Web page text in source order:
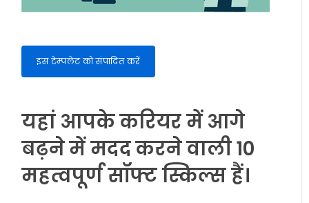
इस टेम्पलेट को संपादित करें
यहां आपके करियर में आगे
बढ़ने में मदद करने वाली 10
महत्वपूर्ण सॉफ्ट स्किल्स हैं।